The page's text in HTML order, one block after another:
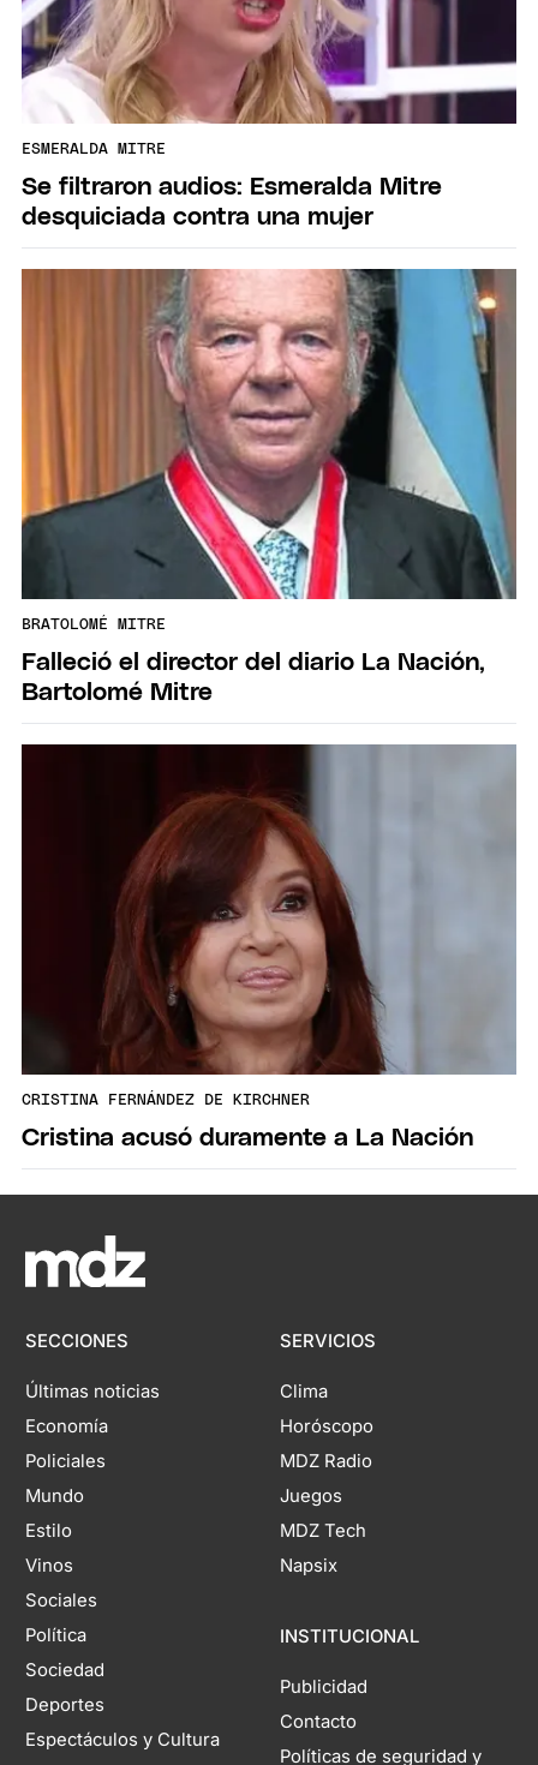
ESMERALDA MITRE
Se filtraron audios: Esmeralda Mitre
desquiciada contra una mujer
BRATOLOMÉ MITRE
Falleció el director del diario La Nación,
Bartolomé Mitre
CRISTINA FERNÁNDEZ DE KIRCHNER
Cristina acusó duramente a La Nación
SECCIONES
Últimas noticias
Economía
Policiales
Mundo
Estilo
Vinos
Sociales
Política
Sociedad
Deportes
Espectáculos y Cultura
SERVICIOS
Clima
Horóscopo
MDZ Radio
Juegos
MDZ Tech
Napsix
INSTITUCIONAL
Publicidad
Contacto
Políticas de seguridad y